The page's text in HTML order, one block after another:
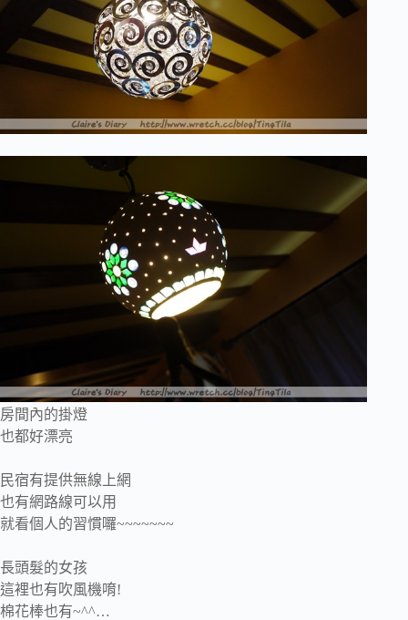
房間內的掛燈
也都好漂亮
民宿有提供無線上網
也有網路線可以用
就看個人的習慣囉~~~~~~~
長頭髮的女孩
這裡也有吹風機唷!
棉花棒也有~^^…